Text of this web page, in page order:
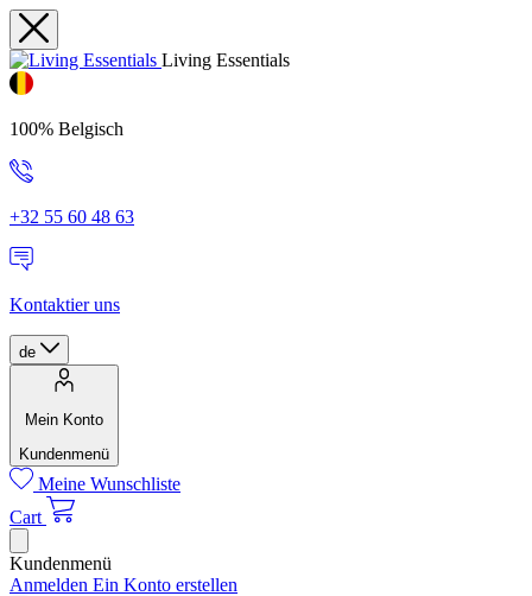
Living Essentials
100% Belgisch
+32 55 60 48 63
Kontaktier uns
de
Mein Konto
Kundenmenü
Meine Wunschliste
Cart
Kundenmenü
Anmelden Ein Konto erstellen